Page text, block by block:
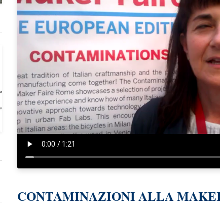
CONTAMINAZIONI ALLA